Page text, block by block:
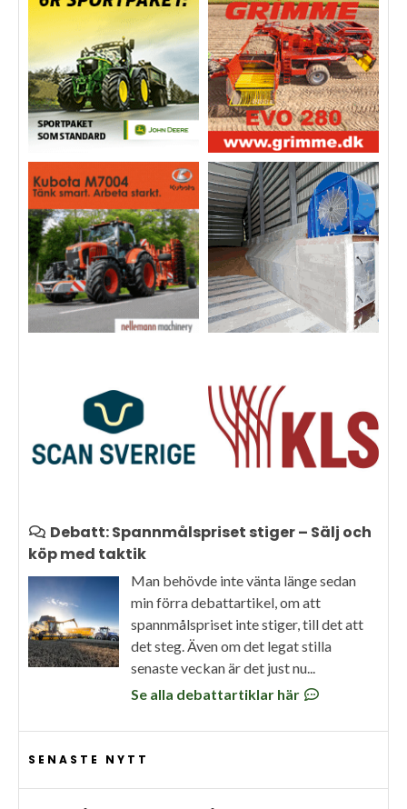
Debatt: Spannmålspriset stiger – Sälj och
köp med taktik
Man behövde inte vänta länge sedan
min förra debattartikel, om att
spannmålspriset inte stiger, till det att
det steg. Även om det legat stilla
senaste veckan är det just nu...
Se alla debattartiklar här
SENASTE NYTT